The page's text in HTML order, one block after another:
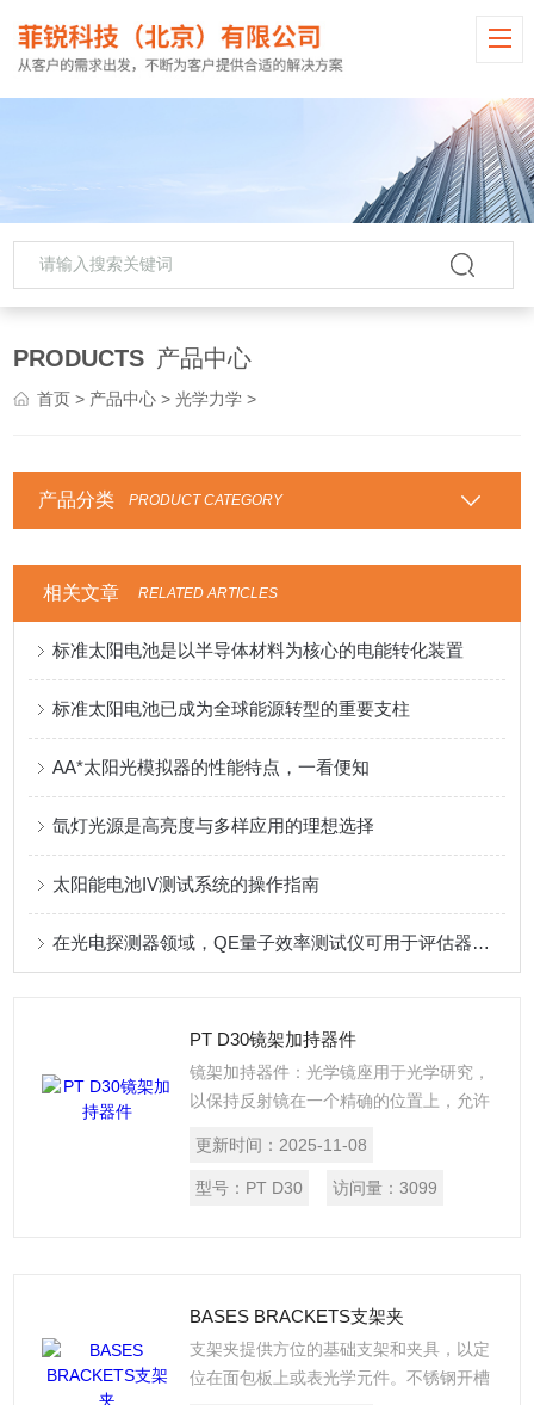
PRODUCTS 产品中心
首页 > 产品中心 >光学力学 >
产品分类 PRODUCT CATEGORY
相关文章 RELATED ARTICLES
标准太阳电池是以半导体材料为核心的电能转化装置
标准太阳电池已成为全球能源转型的重要支柱
AA*太阳光模拟器的性能特点，一看便知
氙灯光源是高亮度与多样应用的理想选择
太阳能电池IV测试系统的操作指南
在光电探测器领域，QE量子效率测试仪可用于评估器件的灵敏度
PT D30镜架加持器件
镜架加持器件：光学镜座用于光学研究，
以保持反射镜在一个精确的位置上，允许
整。镜座与动态调整是我们流行的和合理
的成本。
更新时间： 2025-11-08
型号： PT D30 访问量：3099
BASES BRACKETS支架夹
支架夹提供方位的基础支架和夹具，以定
位在面包板上或表光学元件。不锈钢开槽